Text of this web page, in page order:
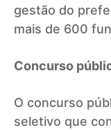
gestão do
mais de 600
Concurso
O concurso
seletivo que